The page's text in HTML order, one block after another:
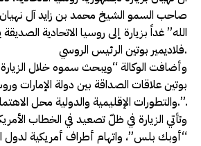
صاحب السمو الشيخ محمد بن زايد آل
الله” غداً بزيارة إلى روسيا الاتحادية
فلاديمير بوتين الرئيس الروسي.
وأضافت الوكالة “ويبحث سموه خلال
بوتين علاقات الصداقة بين دولة الإمارات
والتطورات الإقليمية والدولية محل الاهتمام المشترك.”.
وتأتي الزيارة في ظلّ تصعيد في الخطاب
“أوبك بلس”، واتهام أطراف أمريكية